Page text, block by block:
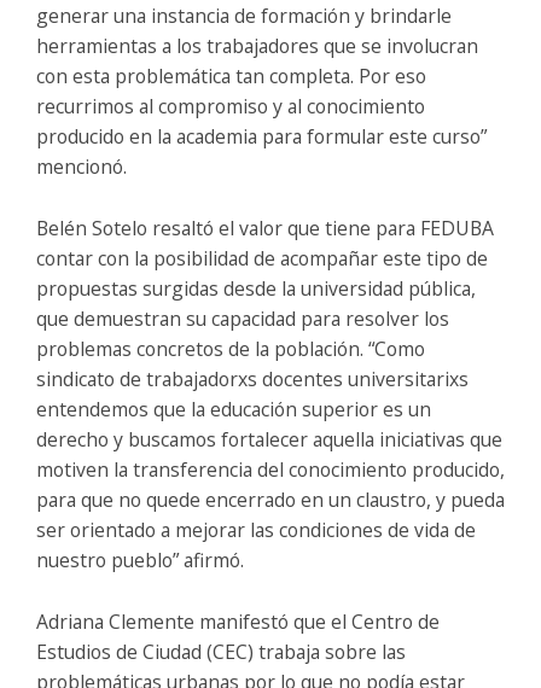
generar una instancia de formación y brindarle
herramientas a los trabajadores que se involucran
con esta problemática tan completa. Por eso
recurrimos al compromiso y al conocimiento
producido en la academia para formular este curso”
mencionó.
Belén Sotelo resaltó el valor que tiene para FEDUBA
contar con la posibilidad de acompañar este tipo de
propuestas surgidas desde la universidad pública,
que demuestran su capacidad para resolver los
problemas concretos de la población. “Como
sindicato de trabajadorxs docentes universitarixs
entendemos que la educación superior es un
derecho y buscamos fortalecer aquella iniciativas que
motiven la transferencia del conocimiento producido,
para que no quede encerrado en un claustro, y pueda
ser orientado a mejorar las condiciones de vida de
nuestro pueblo” afirmó.
Adriana Clemente manifestó que el Centro de
Estudios de Ciudad (CEC) trabaja sobre las
problemáticas urbanas por lo que no podía estar